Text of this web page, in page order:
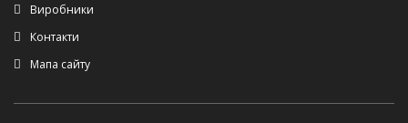
Виробники
Контакти
Мапа сайту